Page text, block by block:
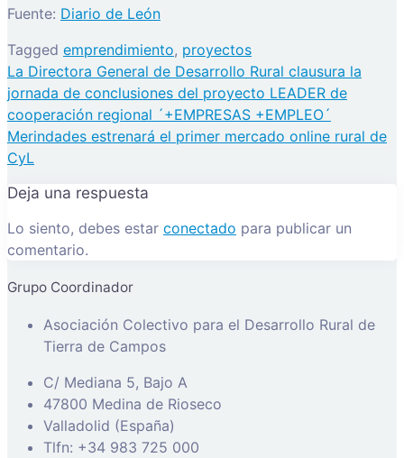
Fuente: Diario de León
Tagged emprendimiento, proyectos
Navegación
de
entradas
La Directora General de Desarrollo Rural clausura la
jornada de conclusiones del proyecto LEADER de
cooperación regional ´+EMPRESAS +EMPLEO´
Merindades estrenará el primer mercado online rural de
CyL
Deja una respuesta
Lo siento, debes estar conectado para publicar un
comentario.
Grupo Coordinador
Asociación Colectivo para el Desarrollo Rural de
Tierra de Campos
C/ Mediana 5, Bajo A
47800 Medina de Rioseco
Valladolid (España)
Tlfn: +34 983 725 000